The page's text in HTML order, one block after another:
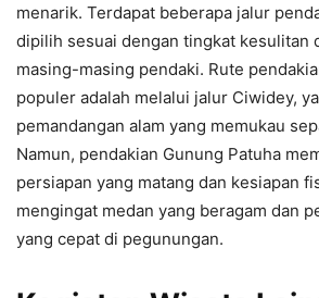
menarik. Terdapat beberapa jalur
dipilih sesuai dengan tingkat kesulitan
masing-masing pendaki. Rute
populer adalah melalui jalur Ciwidey,
pemandangan alam yang memukau
Namun, pendakian Gunung Patuha
persiapan yang matang dan kesiapan
mengingat medan yang beragam dan
yang cepat di pegunungan.